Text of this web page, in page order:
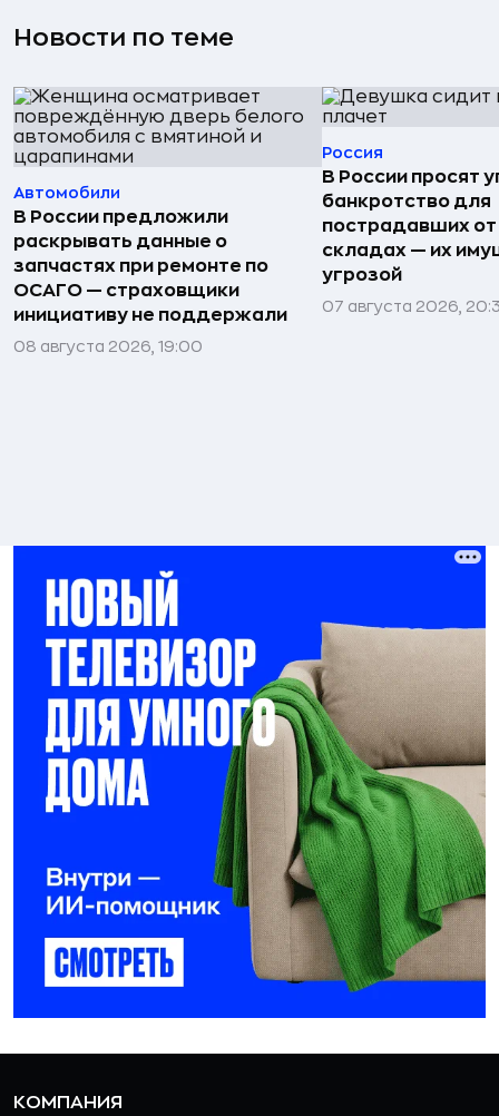
Новости по теме
Автомобили
В России предложили
раскрывать данные о
запчастях при ремонте по
ОСАГО — страховщики
инициативу не поддержали
08 августа 2026, 19:00
Россия
В России просят
банкротство для
пострадавших
складах — их
угрозой
07 августа 2026,
КОМПАНИЯ